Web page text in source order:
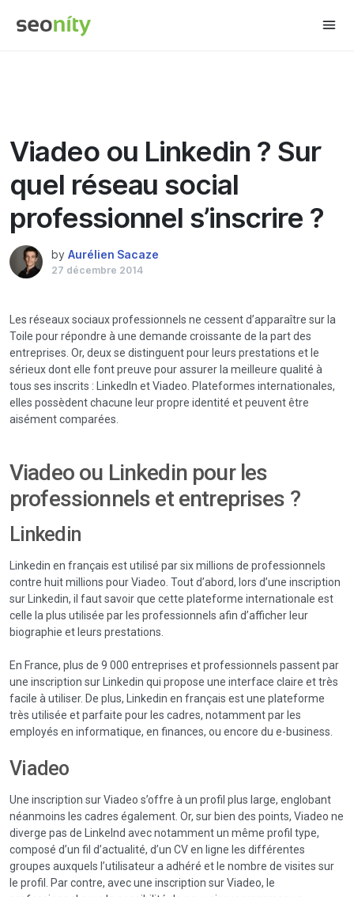
Share this:
Viadeo ou Linkedin ? Sur
quel réseau social
professionnel s’inscrire ?
by Aurélien Sacaze
27 décembre 2014
Les réseaux sociaux professionnels ne cessent d’apparaître sur la
Toile pour répondre à une demande croissante de la part des
entreprises. Or, deux se distinguent pour leurs prestations et le
sérieux dont elle font preuve pour assurer la meilleure qualité à
tous ses inscrits : LinkedIn et Viadeo. Plateformes internationales,
elles possèdent chacune leur propre identité et peuvent être
aisément comparées.
Viadeo ou Linkedin pour les
professionnels et entreprises ?
Linkedin
Linkedin en français est utilisé par six millions de professionnels
contre huit millions pour Viadeo. Tout d’abord, lors d’une inscription
sur Linkedin, il faut savoir que cette plateforme internationale est
celle la plus utilisée par les professionnels afin d’afficher leur
biographie et leurs prestations.
En France, plus de 9 000 entreprises et professionnels passent par
une inscription sur Linkedin qui propose une interface claire et très
facile à utiliser. De plus, Linkedin en français est une plateforme
très utilisée et parfaite pour les cadres, notamment par les
employés en informatique, en finances, ou encore du e-business.
Viadeo
Une inscription sur Viadeo s’offre à un profil plus large, englobant
néanmoins les cadres également. Or, sur bien des points, Viadeo ne
diverge pas de LinkeInd avec notamment un même profil type,
composé d’un fil d’actualité, d’un CV en ligne les différentes
groupes auxquels l’utilisateur a adhéré et le nombre de visites sur
le profil. Par contre, avec une inscription sur Viadeo, le